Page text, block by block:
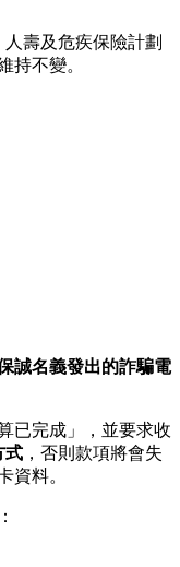
壽及危疾保險計劃
持不變。
誠名義發出的詐騙電
已完成」，並要求收
式 ，否則款項將會失
資料。